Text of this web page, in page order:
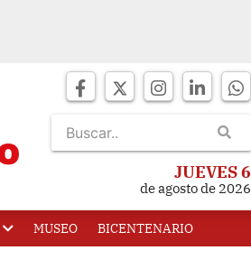
JUEVES 6
de agosto de 2026
MUSEO BICENTENARIO